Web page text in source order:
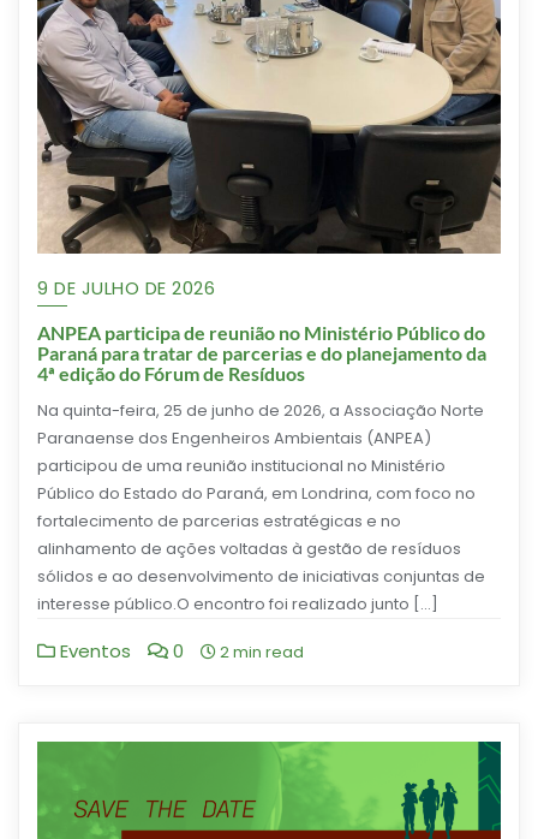
9 DE JULHO DE 2026
ANPEA participa de reunião no Ministério Público do
Paraná para tratar de parcerias e do planejamento da
4ª edição do Fórum de Resíduos
Na quinta-feira, 25 de junho de 2026, a Associação Norte
Paranaense dos Engenheiros Ambientais (ANPEA)
participou de uma reunião institucional no Ministério
Público do Estado do Paraná, em Londrina, com foco no
fortalecimento de parcerias estratégicas e no
alinhamento de ações voltadas à gestão de resíduos
sólidos e ao desenvolvimento de iniciativas conjuntas de
interesse público.O encontro foi realizado junto […]
Eventos 0 2 min read